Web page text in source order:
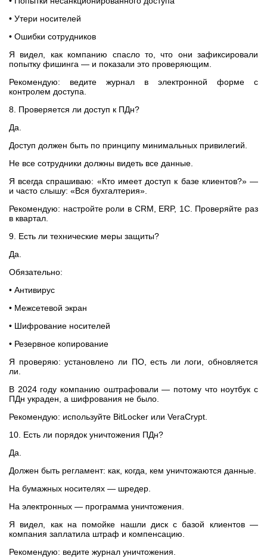
• Утери носителей
• Ошибки сотрудников
Я видел, как компанию спасло то, что они зафиксировали
попытку фишинга — и показали это проверяющим.
Рекомендую: ведите журнал в электронной форме с
контролем доступа.
8. Проверяется ли доступ к ПДн?
Да.
Доступ должен быть по принципу минимальных привилегий.
Не все сотрудники должны видеть все данные.
Я всегда спрашиваю: «Кто имеет доступ к базе клиентов?» —
и часто слышу: «Вся бухгалтерия».
Рекомендую: настройте роли в CRM, ERP, 1С. Проверяйте раз
в квартал.
9. Есть ли технические меры защиты?
Да.
Обязательно:
• Антивирус
• Межсетевой экран
• Шифрование носителей
• Резервное копирование
Я проверяю: установлено ли ПО, есть ли логи, обновляется
ли.
В 2024 году компанию оштрафовали — потому что ноутбук с
ПДн украден, а шифрования не было.
Рекомендую: используйте BitLocker или VeraCrypt.
10. Есть ли порядок уничтожения ПДн?
Да.
Должен быть регламент: как, когда, кем уничтожаются данные.
На бумажных носителях — шредер.
На электронных — программа уничтожения.
Я видел, как на помойке нашли диск с базой клиентов —
компания заплатила штраф и компенсацию.
Рекомендую: ведите журнал уничтожения.